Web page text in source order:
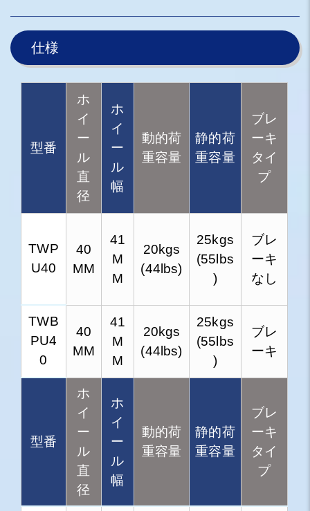
仕様
型番
ホ
イ
ー
ル
直
径
ホ
イ
ー
ル
幅
動的荷
重容量
静的荷
重容量
ブレ
ーキ
タイ
プ
TWP
U40
40
MM
41
M
M
20kgs
(44lbs)
25kgs
(55lbs
)
ブレ
ーキ
なし
TWB
PU4
0
40
MM
41
M
M
20kgs
(44lbs)
25kgs
(55lbs
)
ブレ
ーキ
型番
ホ
イ
ー
ル
直
径
ホ
イ
ー
ル
幅
動的荷
重容量
静的荷
重容量
ブレ
ーキ
タイ
プ